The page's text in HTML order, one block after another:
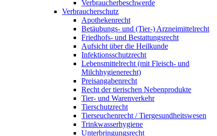
Verbraucherbeschwerde
Verbraucherschutz
Apothekenrecht
Betäubungs- und (Tier-) Arzneimittelrecht
Friedhofs- und Bestattungsrecht
Aufsicht über die Heilkunde
Infektionsschutzrecht
Lebensmittelrecht (mit Fleisch- und
Milchhygienerecht)
Preisangabenrecht
Recht der tierischen Nebenprodukte
Tier- und Warenverkehr
Tierschutzrecht
Tierseuchenrecht / Tiergesundheitswesen
Trinkwasserhygiene
Unterbringungsrecht